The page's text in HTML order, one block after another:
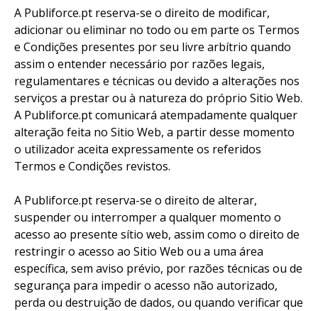
A Publiforce.pt reserva-se o direito de modificar,
adicionar ou eliminar no todo ou em parte os Termos
e Condições presentes por seu livre arbítrio quando
assim o entender necessário por razões legais,
regulamentares e técnicas ou devido a alterações nos
serviços a prestar ou à natureza do próprio Sitio Web.
A Publiforce.pt comunicará atempadamente qualquer
alteração feita no Sitio Web, a partir desse momento
o utilizador aceita expressamente os referidos
Termos e Condições revistos.
A Publiforce.pt reserva-se o direito de alterar,
suspender ou interromper a qualquer momento o
acesso ao presente sítio web, assim como o direito de
restringir o acesso ao Sitio Web ou a uma área
específica, sem aviso prévio, por razões técnicas ou de
segurança para impedir o acesso não autorizado,
perda ou destruição de dados, ou quando verificar que